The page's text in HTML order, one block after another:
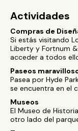
Actividades
Compras de
Si estás visitando
Liberty y Fortnum
acceder a todos
Paseos
Pasea por Hyde
se encuentra en el
Museos
El Museo de
otro lado del